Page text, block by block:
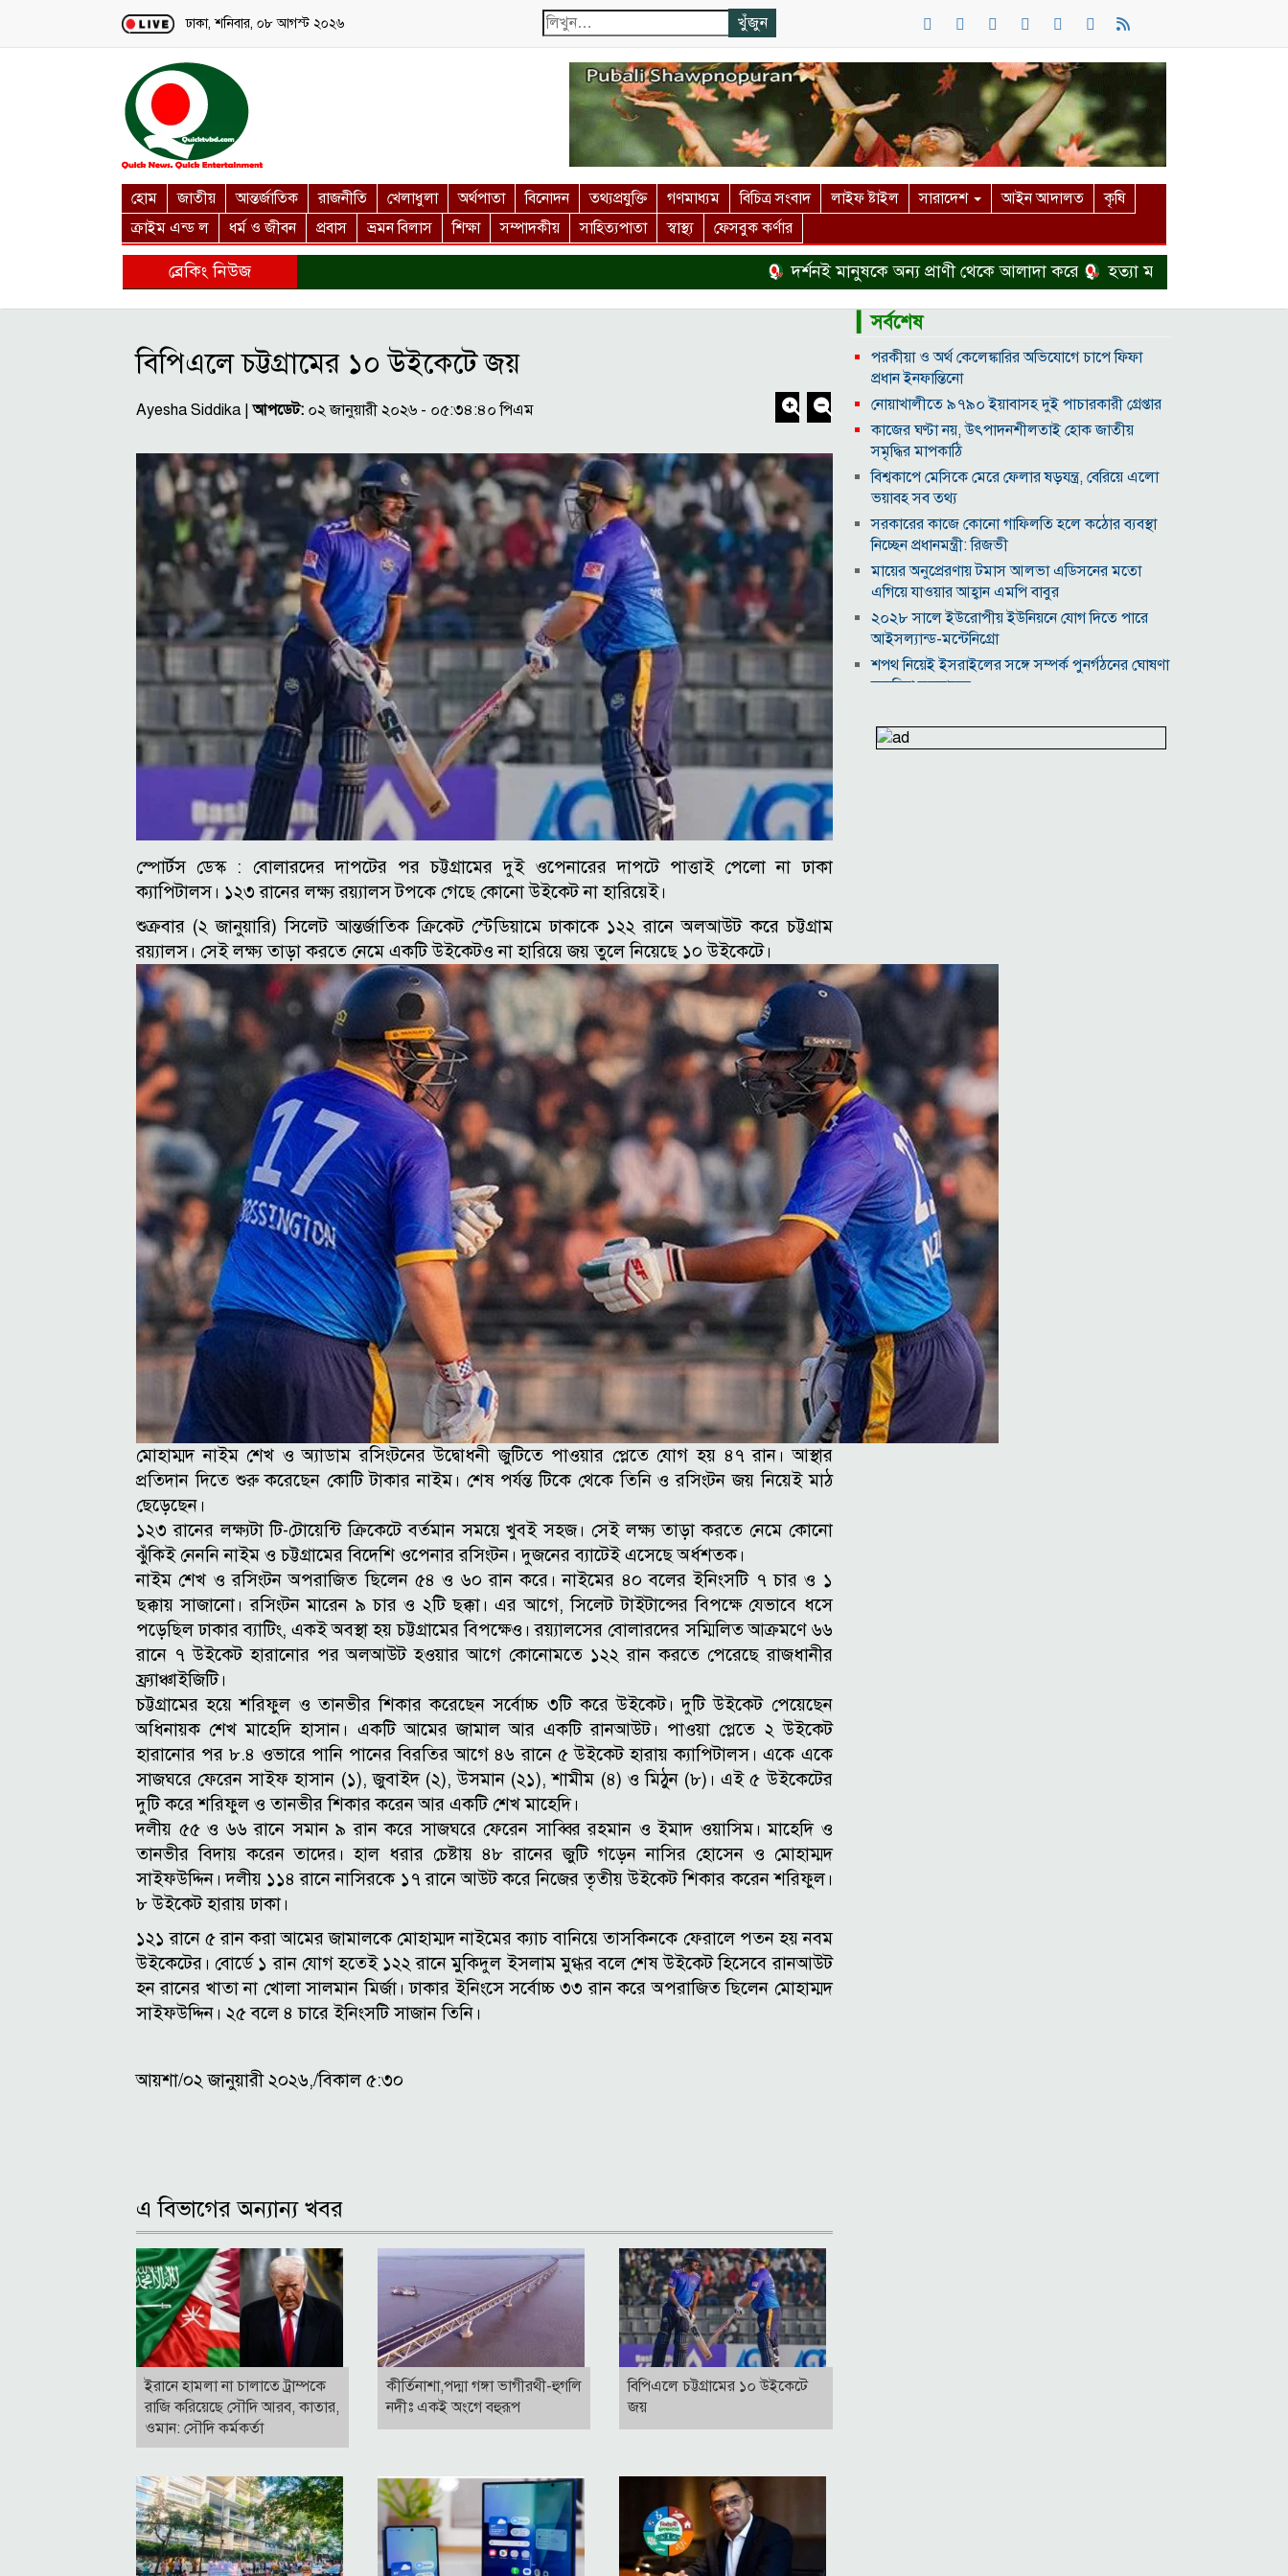
Loading...
ঢাকা, শনিবার, ০৮ আগস্ট ২০২৬
হোম জাতীয় আন্তর্জাতিক রাজনীতি খেলাধুলা অর্থপাতা বিনোদন তথ্যপ্রযুক্তি গণমাধ্যম বিচিত্র সংবাদ লাইফ ষ্টাইল সারাদেশ আইন আদালত
কৃষি
ক্রাইম এন্ড ল
ধর্ম ও জীবন প্রবাস ভ্রমন বিলাস শিক্ষা সম্পাদকীয় সাহিত্যপাতা স্বাস্থ্য ফেসবুক কর্ণার
ব্রেকিং নিউজ দর্শনই মানুষকে অন্য প্রাণী থেকে আলাদা করে হত্যা মামলা থেকে বাঁচতে দেশ
বিপিএলে চট্টগ্রামের ১০ উইকেটে জয়
Ayesha Siddika |আপডেট: ০২ জানুয়ারী ২০২৬ - ০৫:৩৪:৪০ পিএম
স্পোর্টস ডেস্ক : বোলারদের দাপটের পর চট্টগ্রামের দুই ওপেনারের দাপটে পাত্তাই পেলো না ঢাকা
ক্যাপিটালস। ১২৩ রানের লক্ষ্য রয়্যালস টপকে গেছে কোনো উইকেট না হারিয়েই।
শুক্রবার (২ জানুয়ারি) সিলেট আন্তর্জাতিক ক্রিকেট স্টেডিয়ামে ঢাকাকে ১২২ রানে অলআউট করে চট্টগ্রাম
রয়্যালস। সেই লক্ষ্য তাড়া করতে নেমে একটি উইকেটও না হারিয়ে জয় তুলে নিয়েছে ১০ উইকেটে।
মোহাম্মদ নাইম শেখ ও অ্যাডাম রসিংটনের উদ্বোধনী জুটিতে পাওয়ার প্লেতে যোগ হয় ৪৭ রান। আস্থার
প্রতিদান দিতে শুরু করেছেন কোটি টাকার নাইম। শেষ পর্যন্ত টিকে থেকে তিনি ও রসিংটন জয় নিয়েই মাঠ
ছেড়েছেন।
১২৩ রানের লক্ষ্যটা টি-টোয়েন্টি ক্রিকেটে বর্তমান সময়ে খুবই সহজ। সেই লক্ষ্য তাড়া করতে নেমে কোনো
ঝুঁকিই নেননি নাইম ও চট্টগ্রামের বিদেশি ওপেনার রসিংটন। দুজনের ব্যাটেই এসেছে অর্ধশতক।
নাইম শেখ ও রসিংটন অপরাজিত ছিলেন ৫৪ ও ৬০ রান করে। নাইমের ৪০ বলের ইনিংসটি ৭ চার ও ১
ছক্কায় সাজানো। রসিংটন মারেন ৯ চার ও ২টি ছক্কা।এর আগে, সিলেট টাইটান্সের বিপক্ষে যেভাবে ধসে
পড়েছিল ঢাকার ব্যাটিং, একই অবস্থা হয় চট্টগ্রামের বিপক্ষেও। রয়্যালসের বোলারদের সম্মিলিত আক্রমণে ৬৬
রানে ৭ উইকেট হারানোর পর অলআউট হওয়ার আগে কোনোমতে ১২২ রান করতে পেরেছে রাজধানীর
ফ্র্যাঞ্চাইজিটি।
চট্টগ্রামের হয়ে শরিফুল ও তানভীর শিকার করেছেন সর্বোচ্চ ৩টি করে উইকেট। দুটি উইকেট পেয়েছেন
অধিনায়ক শেখ মাহেদি হাসান। একটি আমের জামাল আর একটি রানআউট। পাওয়া প্লেতে ২ উইকেট
হারানোর পর ৮.৪ ওভারে পানি পানের বিরতির আগে ৪৬ রানে ৫ উইকেট হারায় ক্যাপিটালস। একে একে
সাজঘরে ফেরেন সাইফ হাসান (১), জুবাইদ (২), উসমান (২১), শামীম (৪) ও মিঠুন (৮)। এই ৫ উইকেটের
দুটি করে শরিফুল ও তানভীর শিকার করেন আর একটি শেখ মাহেদি।
দলীয় ৫৫ ও ৬৬ রানে সমান ৯ রান করে সাজঘরে ফেরেন সাব্বির রহমান ও ইমাদ ওয়াসিম। মাহেদি ও
তানভীর বিদায় করেন তাদের।হাল ধরার চেষ্টায় ৪৮ রানের জুটি গড়েন নাসির হোসেন ও মোহাম্মদ
সাইফউদ্দিন। দলীয় ১১৪ রানে নাসিরকে ১৭ রানে আউট করে নিজের তৃতীয় উইকেট শিকার করেন শরিফুল।
৮ উইকেট হারায় ঢাকা।
১২১ রানে ৫ রান করা আমের জামালকে মোহাম্মদ নাইমের ক্যাচ বানিয়ে তাসকিনকে ফেরালে পতন হয় নবম
উইকেটের। বোর্ডে ১ রান যোগ হতেই ১২২ রানে মুকিদুল ইসলাম মুগ্ধর বলে শেষ উইকেট হিসেবে রানআউট
হন রানের খাতা না খোলা সালমান মির্জা।ঢাকার ইনিংসে সর্বোচ্চ ৩৩ রান করে অপরাজিত ছিলেন মোহাম্মদ
সাইফউদ্দিন। ২৫ বলে ৪ চারে ইনিংসটি সাজান তিনি।
আয়শা/০২ জানুয়ারী ২০২৬,/বিকাল ৫:৩০
এ বিভাগের অন্যান্য খবর
ইরানে হামলা না চালাতে ট্রাম্পকে
রাজি করিয়েছে সৌদি আরব, কাতার,
ওমান: সৌদি কর্মকর্তা
কীর্তিনাশা,পদ্মা গঙ্গা ভাগীরথী-হুগলি
নদীঃ একই অংগে বহুরূপ
বিপিএলে চট্টগ্রামের ১০ উইকেটে
জয়
▎সর্বশেষ
পরকীয়া ও অর্থ কেলেঙ্কারির অভিযোগে চাপে ফিফা
প্রধান ইনফান্তিনো
নোয়াখালীতে ৯৭৯০ ইয়াবাসহ দুই পাচারকারী গ্রেপ্তার
কাজের ঘণ্টা নয়, উৎপাদনশীলতাই হোক জাতীয়
সমৃদ্ধির মাপকাঠি
বিশ্বকাপে মেসিকে মেরে ফেলার ষড়যন্ত্র, বেরিয়ে এলো
ভয়াবহ সব তথ্য
সরকারের কাজে কোনো গাফিলতি হলে কঠোর ব্যবস্থা
নিচ্ছেন প্রধানমন্ত্রী: রিজভী
মায়ের অনুপ্রেরণায় টমাস আলভা এডিসনের মতো
এগিয়ে যাওয়ার আহ্বান এমপি বাবুর
২০২৮ সালে ইউরোপীয় ইউনিয়নে যোগ দিতে পারে
আইসল্যান্ড-মন্টেনিগ্রো
শপথ নিয়েই ইসরাইলের সঙ্গে সম্পর্ক পুনর্গঠনের ঘোষণা
কলম্বিয়া সরকারের
দেশগুলোকে ‘ঐক্যের’ ডাক ইরানের
গোল্ডেন বল জয়ী ফোরলান এখন উরুগুয়ের কোচ